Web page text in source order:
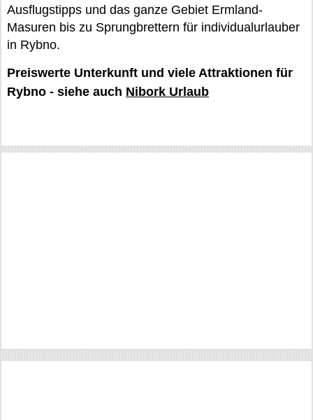
Ausflugstipps und das ganze Gebiet Ermland-
Masuren bis zu Sprungbrettern für individualurlauber
in Rybno.
Preiswerte Unterkunft und viele Attraktionen für
Rybno - siehe auch Nibork Urlaub